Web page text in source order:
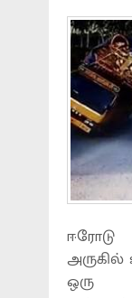
அருகில்
ஒரு